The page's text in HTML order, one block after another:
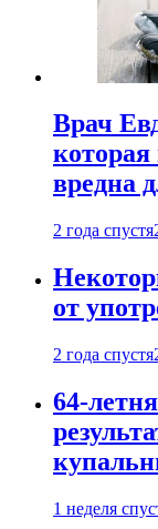
Врач
которая
вредна
2 года спустя
от
2 года спустя
64-
1 неделя